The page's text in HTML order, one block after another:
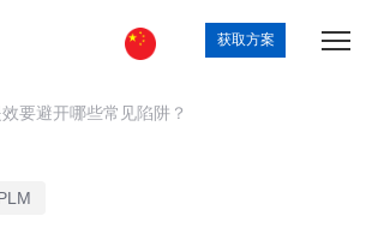
获取方案
要避开哪些常见陷阱？